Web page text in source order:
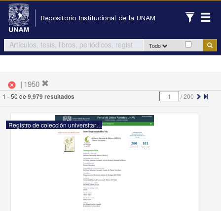
Repositorio Institucional de la UNAM
Todo
cancel | 1950
1 - 50 de 9,979 resultados /200
Registro de colección universitaria